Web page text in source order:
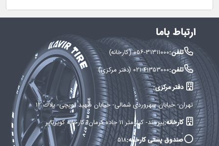
ارتباط باما
تلفن:۰۵۶-۳۱۳۱۱۰۰۰ (کارخانه)
تلفن:۰۲۱-۴۱۳۵۳۰۰۰ (دفتر مرکزی)
دفتر مرکزی:
تهران- خيابان سهروردی شمالی- خيابان شهید توپچی- پلاك ۱۲
کارخانه:بيرجند- كيلومتر ۱۱ جاده كرمان- كارخانه كويرتاير
صندوق پستی کارخانه:۵۱۸